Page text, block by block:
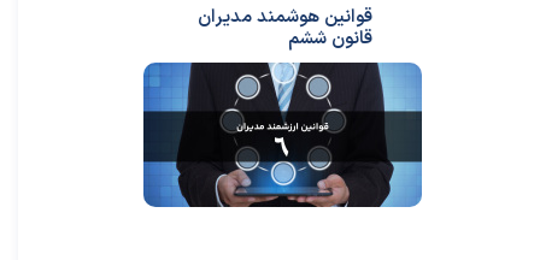
قوانین هوشمند مدیران
قانون ششم